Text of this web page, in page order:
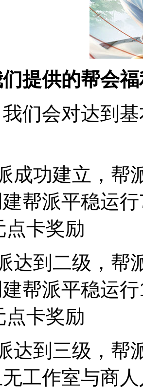
提供的帮会
们会对达到
成功建立，帮
帮派平稳运
点卡奖励
达到二级，帮
帮派平稳运
点卡奖励
达到三级，帮
工作室与商